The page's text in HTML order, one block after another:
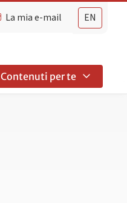
EN
La mia e-mail
Contenuti per te